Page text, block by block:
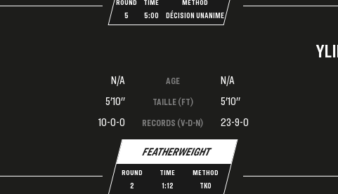
ROUND
5
TIME
5:00
METHOD
DÉCISION UNANIME
FEATHERWEIGHT
ROUND
2
TIME
1:12
METHOD
TKO
N/A AGE
N/A
5'10''
TAILLE (FT)
5'10''
10-0-0
RECORDS (V-D-N) 23-9-0